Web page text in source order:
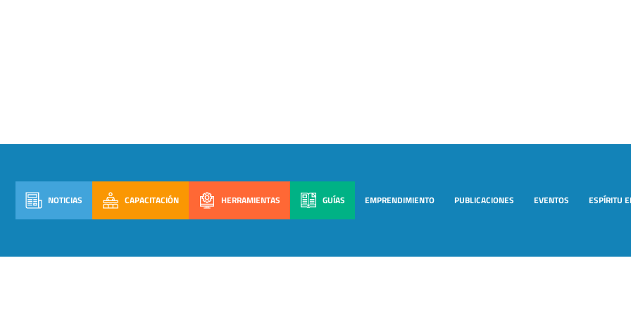
NOTICIAS CAPACITACIÓN HERRAMIENTAS GUÍAS EMPRENDIMIENTO PUBLICACIONES EVENTOS ESPÍRITU